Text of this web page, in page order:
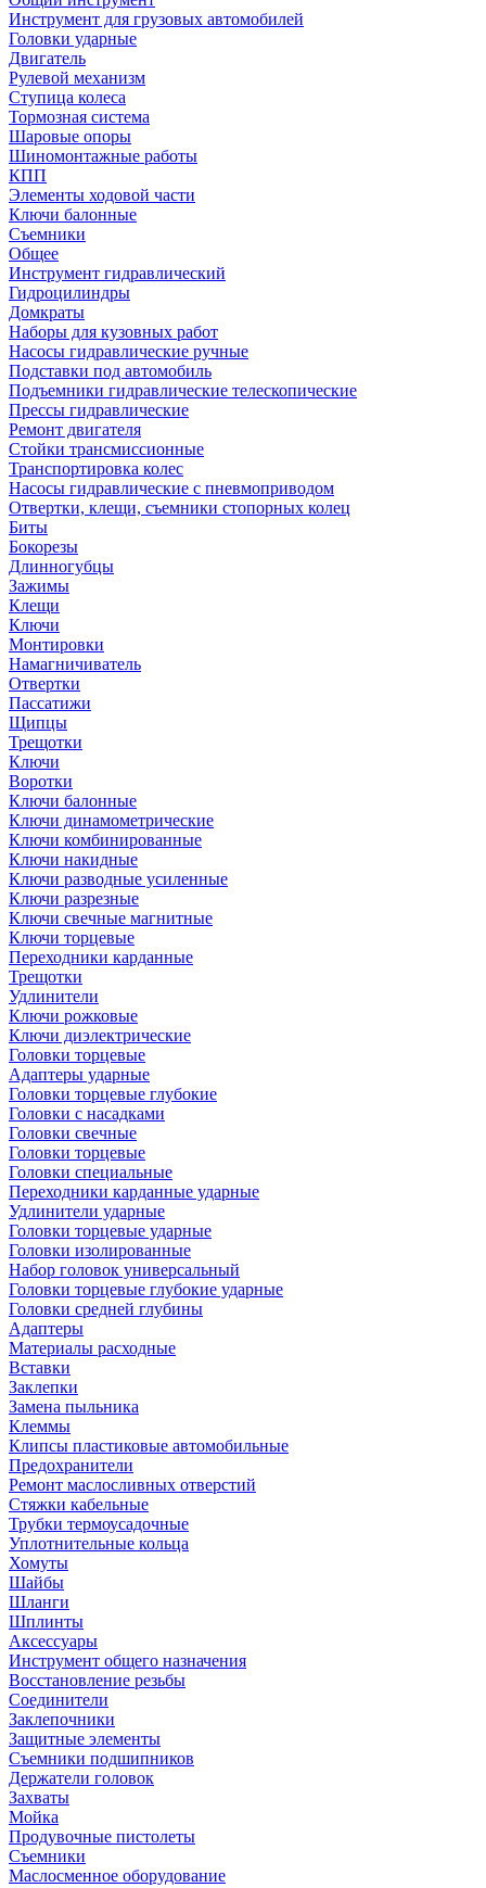
Инструмент для грузовых автомобилей
Головки ударные
Двигатель
Рулевой механизм
Ступица колеса
Тормозная система
Шаровые опоры
Шиномонтажные работы
КПП
Элементы ходовой части
Ключи балонные
Съемники
Общее
Инструмент гидравлический
Гидроцилиндры
Домкраты
Наборы для кузовных работ
Насосы гидравлические ручные
Подставки под автомобиль
Подъемники гидравлические телескопические
Прессы гидравлические
Ремонт двигателя
Стойки трансмиссионные
Транспортировка колес
Насосы гидравлические с пневмоприводом
Отвертки, клещи, съемники стопорных колец
Биты
Бокорезы
Длинногубцы
Зажимы
Клещи
Ключи
Монтировки
Намагничиватель
Отвертки
Пассатижи
Щипцы
Трещотки
Ключи
Воротки
Ключи балонные
Ключи динамометрические
Ключи комбинированные
Ключи накидные
Ключи разводные усиленные
Ключи разрезные
Ключи свечные магнитные
Ключи торцевые
Переходники карданные
Трещотки
Удлинители
Ключи рожковые
Ключи диэлектрические
Головки торцевые
Адаптеры ударные
Головки торцевые глубокие
Головки с насадками
Головки свечные
Головки торцевые
Головки специальные
Переходники карданные ударные
Удлинители ударные
Головки торцевые ударные
Головки изолированные
Набор головок универсальный
Головки торцевые глубокие ударные
Головки средней глубины
Адаптеры
Материалы расходные
Вставки
Заклепки
Замена пыльника
Клеммы
Клипсы пластиковые автомобильные
Предохранители
Ремонт маслосливных отверстий
Стяжки кабельные
Трубки термоусадочные
Уплотнительные кольца
Хомуты
Шайбы
Шланги
Шплинты
Аксессуары
Инструмент общего назначения
Восстановление резьбы
Соединители
Заклепочники
Защитные элементы
Съемники подшипников
Держатели головок
Захваты
Мойка
Продувочные пистолеты
Съемники
Маслосменное оборудование